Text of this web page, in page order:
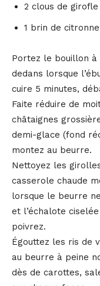
2 clous de girofle
1 brin de
Portez le bouillon à
dedans lorsque
cuire 5 minutes,
Faite réduire de
châtaignes
demi-glace (fond
montez au beurre.
Nettoyez les
casserole chaude
lorsque le beurre
et l’échalote
poivrez.
Égouttez les ris de
au beurre à peine
dès de carottes,